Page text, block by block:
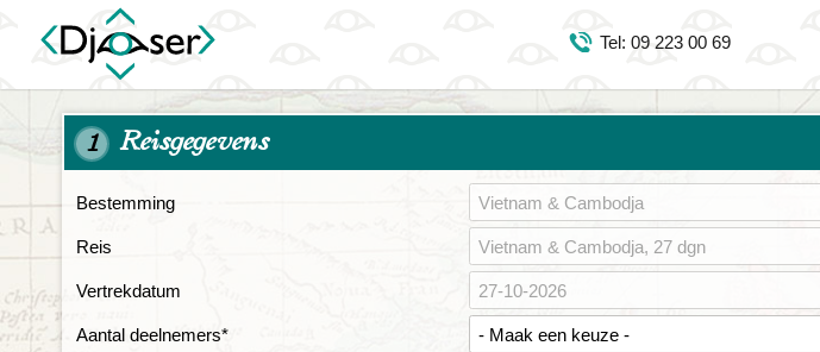
https://
https://
Tel: 09 223 00 69
1 Reisgegevens
Bestemming
Reis
Vertrekdatum
Aantal deelnemers*